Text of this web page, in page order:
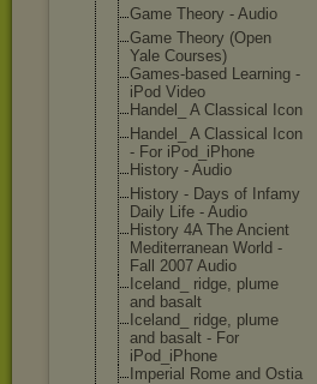
Game Theory - Audio
Game Theory (Open
Yale Courses)
Games-based Learning -
iPod Video
Handel_ A Classical Icon
Handel_ A Classical Icon
- For iPod_iPhone
History - Audio
History - Days of Infamy
Daily Life - Audio
History 4A The Ancient
Mediterranean World -
Fall 2007 Audio
Iceland_ ridge, plume
and basalt
Iceland_ ridge, plume
and basalt - For
iPod_iPhone
Imperial Rome and Ostia